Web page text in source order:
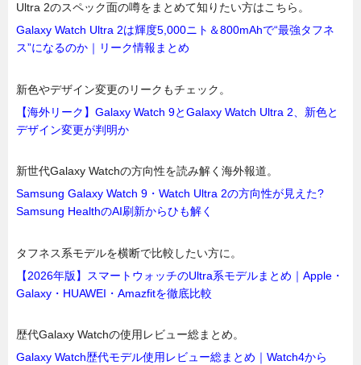
Ultra 2のスペック面の噂をまとめて知りたい方はこちら。
Galaxy Watch Ultra 2は輝度5,000ニト＆800mAhで“最強タフネ
ス”になるのか｜リーク情報まとめ
新色やデザイン変更のリークもチェック。
【海外リーク】Galaxy Watch 9とGalaxy Watch Ultra 2、新色と
デザイン変更が判明か
新世代Galaxy Watchの方向性を読み解く海外報道。
Samsung Galaxy Watch 9・Watch Ultra 2の方向性が見えた?
Samsung HealthのAI刷新からひも解く
タフネス系モデルを横断で比較したい方に。
【2026年版】スマートウォッチのUltra系モデルまとめ｜Apple・
Galaxy・HUAWEI・Amazfitを徹底比較
歴代Galaxy Watchの使用レビュー総まとめ。
Galaxy Watch歴代モデル使用レビュー総まとめ｜Watch4から